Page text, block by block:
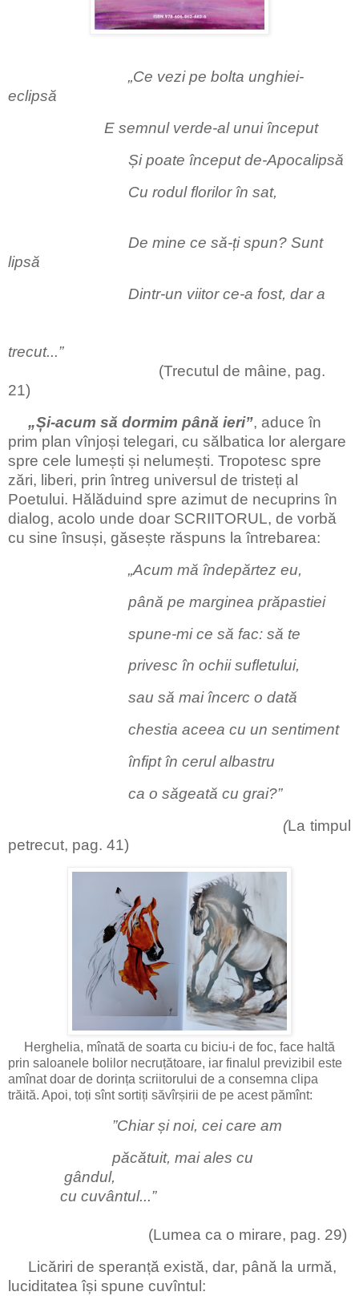
„Ce vezi pe bolta unghiei-
eclipsă
E semnul verde-al unui început
Și poate început de-Apocalipsă
Cu rodul florilor în sat,
De mine ce să-ți spun? Sunt
lipsă
Dintr-un viitor ce-a fost, dar a
trecut...”
(Trecutul de mâine, pag.
21)
„Și-acum să dormim până ieri”, aduce în
prim plan vînjoși telegari, cu sălbatica lor alergare
spre cele lumești și nelumești. Tropotesc spre
zări, liberi, prin întreg universul de tristeți al
Poetului. Hălăduind spre azimut de necuprins în
dialog, acolo unde doar SCRIITORUL, de vorbă
cu sine însuși, găsește răspuns la întrebarea:
„Acum mă îndepărtez eu,
până pe marginea prăpastiei
spune-mi ce să fac: să te
privesc în ochii sufletului,
sau să mai încerc o dată
chestia aceea cu un sentiment
înfipt în cerul albastru
ca o săgeată cu grai?”
(La timpul
petrecut, pag. 41)
Herghelia, mînată de soarta cu biciu-i de foc, face haltă
prin saloanele bolilor necruțătoare, iar finalul previzibil este
amînat doar de dorința scriitorului de a consemna clipa
trăită. Apoi, toți sînt sortiți săvîrșirii de pe acest pămînt:
”Chiar și noi, cei care am
păcătuit, mai ales cu
gândul,
cu cuvântul...”
(Lumea ca o mirare, pag. 29)
Licăriri de speranță există, dar, până la urmă,
luciditatea își spune cuvîntul: